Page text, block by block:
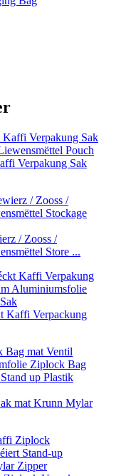
Verpakung Sak
/ Zooss /
Store ...
Kaffi Verpackung
mat Krunn Mylar